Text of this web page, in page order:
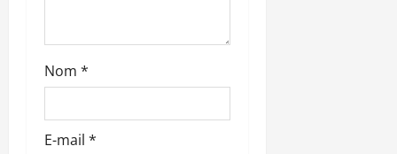
c
l
e
Nom *
E-mail *